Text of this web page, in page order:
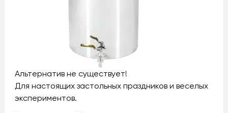
Альтернатив не существует!
Для настоящих застольных праздников и веселых
экспериментов.